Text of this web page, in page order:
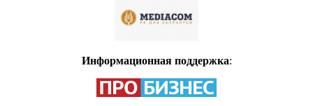
Информационная поддержка: